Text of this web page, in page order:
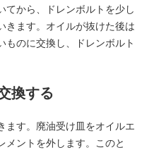
てから、ドレンボルトを少し
きます。オイルが抜けた後は
ものに交換し、ドレンボルト
換する
ます。廃油受け皿をオイルエ
メントを外します。このと